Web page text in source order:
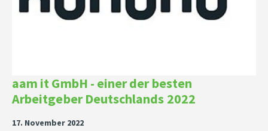
aam it GmbH - einer der besten
Arbeitgeber Deutschlands 2022
17. November 2022